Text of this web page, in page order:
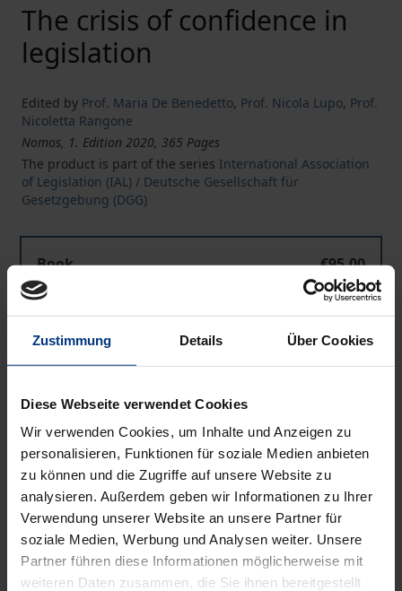
Zustimmung Details Über Cookies
Diese Webseite verwendet Cookies
Wir verwenden Cookies, um Inhalte und Anzeigen zu
personalisieren, Funktionen für soziale Medien anbieten
zu können und die Zugriffe auf unsere Website zu
analysieren. Außerdem geben wir Informationen zu Ihrer
Verwendung unserer Website an unsere Partner für
soziale Medien, Werbung und Analysen weiter. Unsere
Partner führen diese Informationen möglicherweise mit
weiteren Daten zusammen, die Sie ihnen bereitgestellt
The crisis of confidence in
legislation
Edited by Prof. Maria De Benedetto, Prof. Nicola Lupo, Prof.
Nicoletta Rangone
Nomos, 1. Edition 2020, 365 Pages
The product is part of the series International Association
of Legislation (IAL) / Deutsche Gesellschaft für
Gesetzgebung (DGG)
Book
€95.00
ISBN 978-3-8487-6645-1
Available
The crisis of confidence in legislation
ISBN 978-3-7489-0724-4
Available
Prices include VAT. Depending on the delivery address, VAT
may vary at checkout.
Add to Cart